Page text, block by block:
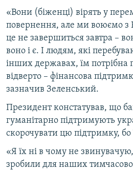
«Вони (біженці) вірять у
повернення, але ми воюємо з
це не завершиться завтра –
воно і є. І людям, які
інших державах, їм потрібна
відверто – фінансова
зазначив Зеленський.
Президент констатував, що
гуманітарно підтримують
скорочувати цю підтримку,
«Я їх ні в чому не
зробили для наших